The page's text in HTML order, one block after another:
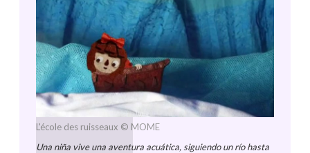
L'école des ruisseaux © MOME
Una niña vive una aventura acuática, siguiendo un río hasta